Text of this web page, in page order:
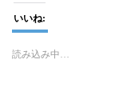
いいね:
読み込み中…